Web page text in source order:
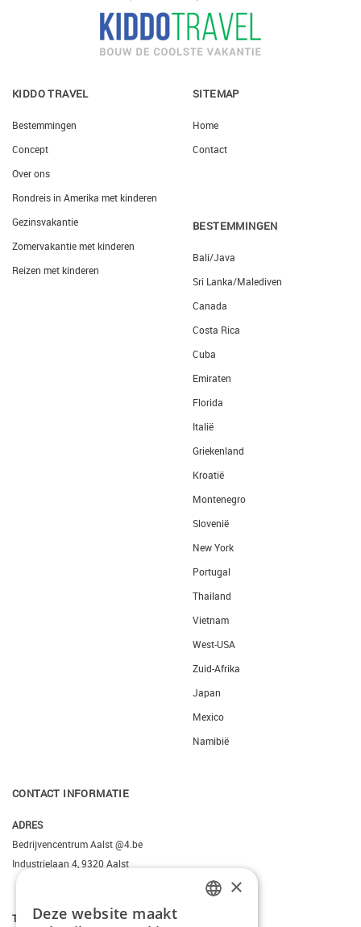
KIDDO TRAVEL
Bestemmingen
Concept
Over ons
Rondreis in Amerika met kinderen
Gezinsvakantie
Zomervakantie met kinderen
Reizen met kinderen
SITEMAP
Home
Contact
BESTEMMINGEN
Bali/Java
Sri Lanka/Malediven
Canada
Costa Rica
Cuba
Emiraten
Florida
Italië
Griekenland
Kroatië
Montenegro
Slovenië
New York
Portugal
Thailand
Vietnam
West-USA
Zuid-Afrika
Japan
Mexico
Namibië
CONTACT INFORMATIE
ADRES
Bedrijvencentrum Aalst @4.be
Industrielaan 4, 9320 Aalst
T. +3223095206
×
Deze website maakt